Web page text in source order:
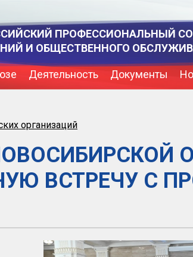
ПРОФЕССИОНАЛЬНЫЙ
И ОБЩЕСТВЕННОГО
Деятельность Документы
организаций
ВСТРЕЧУ С